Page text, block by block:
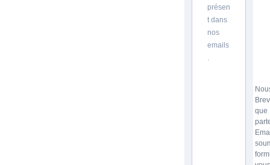
présen
t dans
nos
emails
.
que